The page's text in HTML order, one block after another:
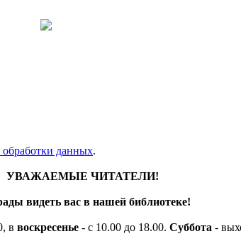
данных.
УВАЖАЕМЫЕ ЧИТАТЕЛИ!
видеть вас в нашей библиотеке!
в воскресенье - с 10.00 до 18.00. Суббота -